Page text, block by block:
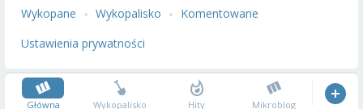
Wykopane
Wykopalisko
Komentowane
Ustawienia prywatności
Główna Wykopalisko Hity Mikroblog